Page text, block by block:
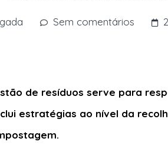
Sem comentários
de resíduos serve para
estratégias ao nível da